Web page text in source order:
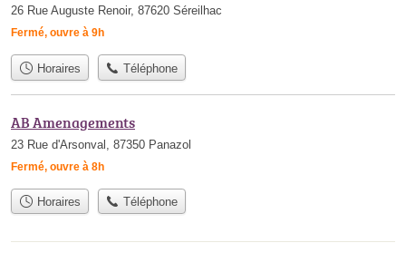
26 Rue Auguste Renoir, 87620 Séreilhac
Fermé, ouvre à 9h
Horaires Téléphone
AB Amenagements
23 Rue d'Arsonval, 87350 Panazol
Fermé, ouvre à 8h
Horaires Téléphone